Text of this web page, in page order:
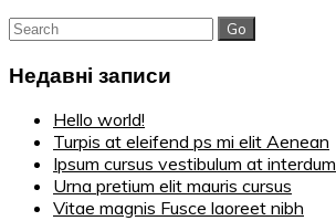
Search
for:
Недавні записи
Hello world!
Turpis at eleifend ps mi elit Aenean
Ipsum cursus vestibulum at interdum
Urna pretium elit mauris cursus
Vitae magnis Fusce laoreet nibh